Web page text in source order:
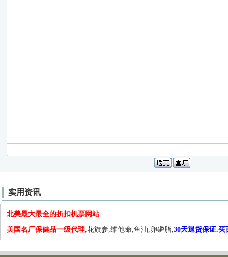
实用资讯
北美最大最全的折扣机票网站
美国名厂保健品一级代理,花旗参,维他命,鱼油,卵磷脂,30天退货保证.买